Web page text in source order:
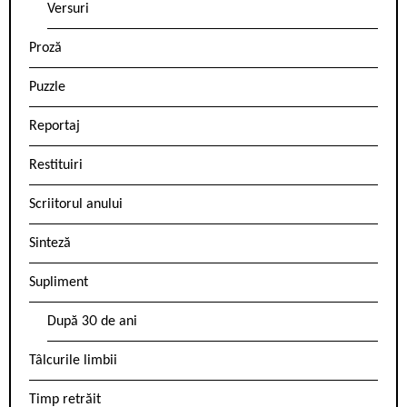
Versuri
Proză
Puzzle
Reportaj
Restituiri
Scriitorul anului
Sinteză
Supliment
După 30 de ani
Tâlcurile limbii
Timp retrăit